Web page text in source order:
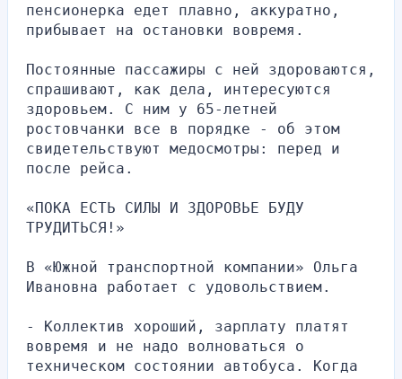
пенсионерка едет плавно, аккуратно,
прибывает на остановки вовремя.
Постоянные пассажиры с ней здороваются,
спрашивают, как дела, интересуются
здоровьем. С ним у 65-летней
ростовчанки все в порядке - об этом
свидетельствуют медосмотры: перед и
после рейса.
«ПОКА ЕСТЬ СИЛЫ И ЗДОРОВЬЕ БУДУ
ТРУДИТЬСЯ!»
В «Южной транспортной компании» Ольга
Ивановна работает с удовольствием.
- Коллектив хороший, зарплату платят
вовремя и не надо волноваться о
техническом состоянии автобуса. Когда